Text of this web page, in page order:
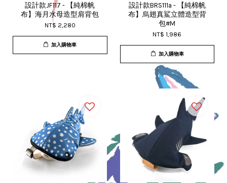
設計款JF117 - 【純棉帆
布】海月水母造型肩背包
NT$ 2,280
加入購物車
設計款BRS111a - 【純棉帆
布】烏翅真鯊立體造型背
包#M
NT$ 1,986
加入購物車